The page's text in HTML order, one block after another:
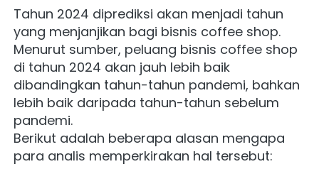
Tahun 2024 diprediksi akan menjadi tahun
yang menjanjikan bagi bisnis coffee shop.
Menurut sumber, peluang bisnis coffee shop
di tahun 2024 akan jauh lebih baik
dibandingkan tahun-tahun pandemi, bahkan
lebih baik daripada tahun-tahun sebelum
pandemi.
Berikut adalah beberapa alasan mengapa
para analis memperkirakan hal tersebut: